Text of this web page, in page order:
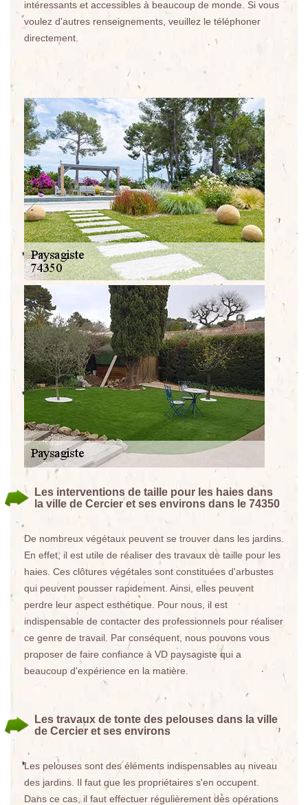
intéressants et accessibles à beaucoup de monde. Si vous
voulez d'autres renseignements, veuillez le téléphoner
directement.
Les interventions de taille pour les haies dans
la ville de Cercier et ses environs dans le 74350
De nombreux végétaux peuvent se trouver dans les jardins.
En effet, il est utile de réaliser des travaux de taille pour les
haies. Ces clôtures végétales sont constituées d'arbustes
qui peuvent pousser rapidement. Ainsi, elles peuvent
perdre leur aspect esthétique. Pour nous, il est
indispensable de contacter des professionnels pour réaliser
ce genre de travail. Par conséquent, nous pouvons vous
proposer de faire confiance à VD paysagiste qui a
beaucoup d'expérience en la matière.
Les travaux de tonte des pelouses dans la ville
de Cercier et ses environs
Les pelouses sont des éléments indispensables au niveau
des jardins. Il faut que les propriétaires s'en occupent.
Dans ce cas, il faut effectuer régulièrement des opérations